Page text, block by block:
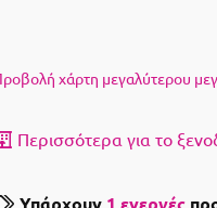
χάρτη μεγαλύτερου
Περισσότερα για το
Υπάρχουν 1 ενεργές